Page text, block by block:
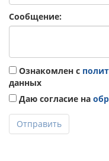
Сообщение:
Ознакомлен с
данных
Даю согласие на
Отправить